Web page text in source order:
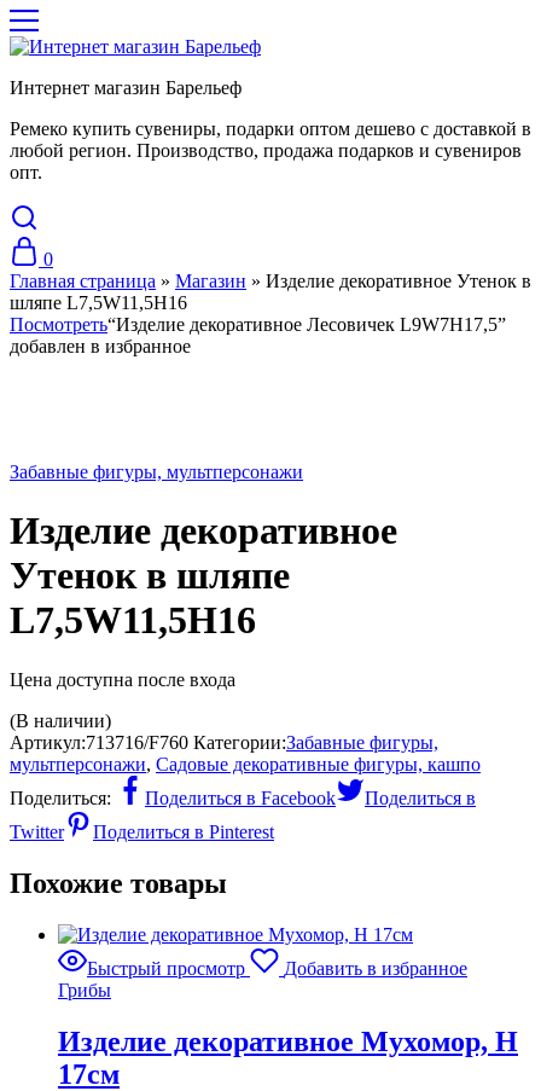
Интернет магазин Барельеф
Ремеко купить сувениры, подарки оптом дешево с доставкой в
любой регион. Производство, продажа подарков и сувениров
опт.
0
Главная страница » Магазин » Изделие декоративное Утенок в
шляпе L7,5W11,5H16
Посмотреть“Изделие декоративное Лесовичек L9W7H17,5”
добавлен в избранное
Забавные фигуры, мультперсонажи
Изделие декоративное
Утенок в шляпе
L7,5W11,5H16
Цена доступна после входа
(В наличии)
Артикул:713716/F760 Категории:Забавные фигуры,
мультперсонажи, Садовые декоративные фигуры, кашпо
Поделиться:
Поделиться в Facebook
Поделиться в
Twitter
Поделиться в Pinterest
Похожие товары
Быстрый просмотр
Добавить в избранное
Грибы
Изделие декоративное Мухомор, H
17см